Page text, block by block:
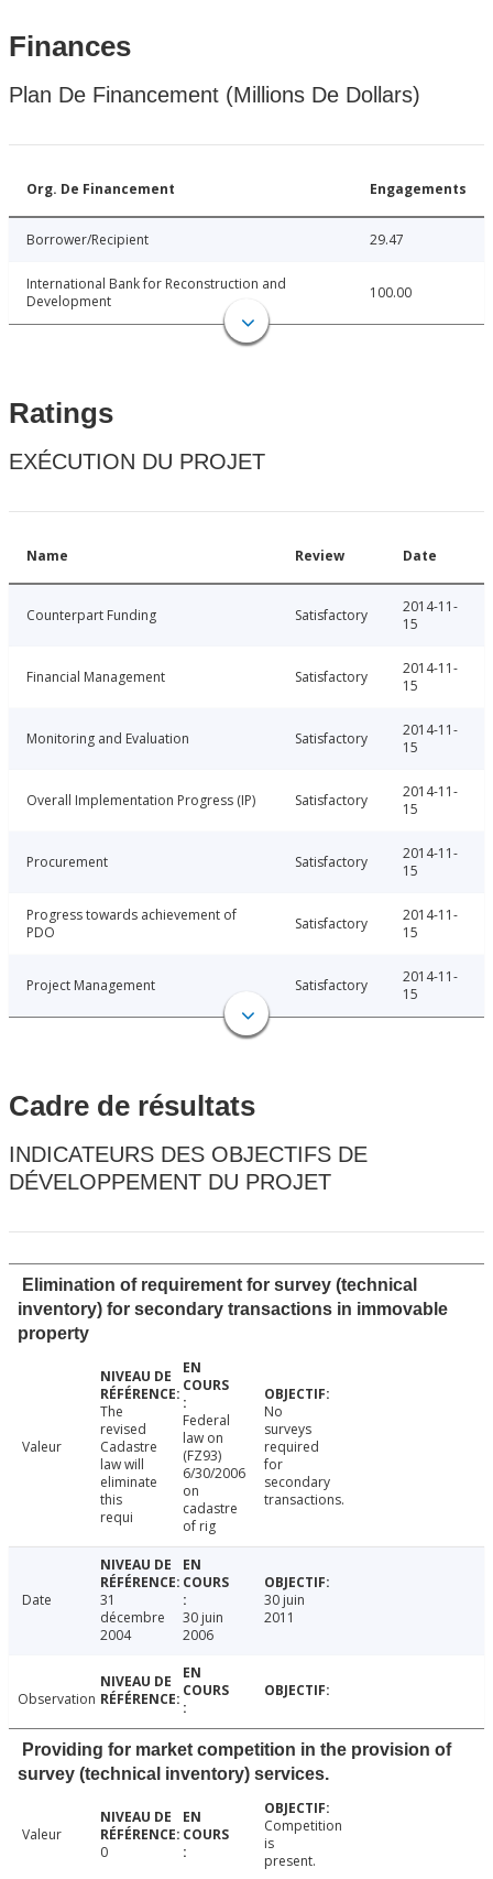
Finances
Plan De Financement (Millions De Dollars)
Org. De Financement Engagements
Borrower/Recipient 29.47
International Bank for Reconstruction and
Development
100.00
Ratings
EXÉCUTION DU PROJET
Name Review Date
Counterpart Funding Satisfactory
2014-11-
15
Financial Management Satisfactory
2014-11-
15
Monitoring and Evaluation Satisfactory
2014-11-
15
Overall Implementation Progress (IP) Satisfactory
2014-11-
15
Procurement Satisfactory
2014-11-
15
Progress towards achievement of
PDO
Satisfactory
2014-11-
15
Project Management Satisfactory
2014-11-
15
Cadre de résultats
INDICATEURS DES OBJECTIFS DE
DÉVELOPPEMENT DU PROJET
Elimination of requirement for survey (technical
inventory) for secondary transactions in immovable
property
Valeur
The
revised
Cadastre
law will
eliminate
this
requi
Federal
law on
(FZ93)
6/30/2006
on
cadastre
of rig
No
surveys
required
for
secondary
transactions.
Date
31
décembre
2004
30 juin
2006
30 juin
2011
Observation
Providing for market competition in the provision of
survey (technical inventory) services.
Valeur
0
Competition
is
present.